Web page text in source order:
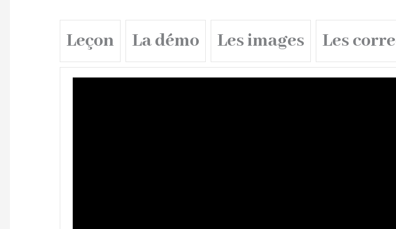
Leçon La démo Les images Les